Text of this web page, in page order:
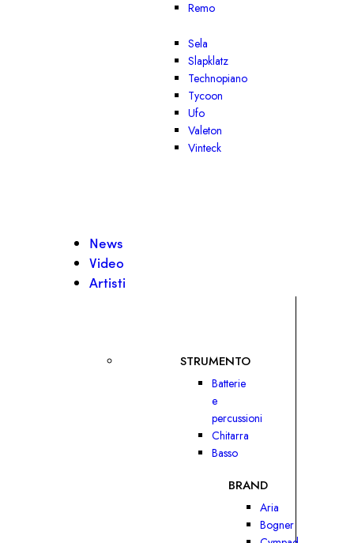
Remo
Sela
Slapklatz
Technopiano
Tycoon
Ufo
Valeton
Vinteck
News
Video
Artisti
STRUMENTO
Batterie
e
percussioni
Chitarra
Basso
BRAND
Aria
Bogner